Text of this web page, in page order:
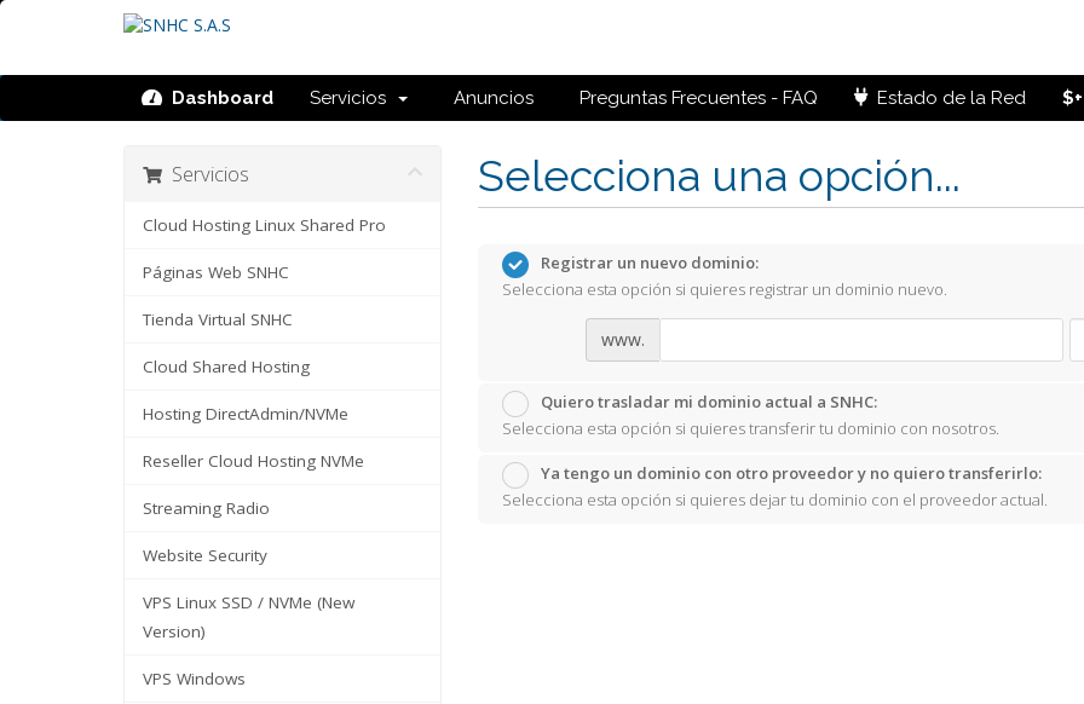
Dashboard Servicios Anuncios Preguntas Frecuentes - FAQ Estado de la Red $+
Selecciona una opción...
Servicios
Cloud Hosting Linux Shared Pro
Páginas Web SNHC
Tienda Virtual SNHC
Cloud Shared Hosting
Hosting DirectAdmin/NVMe
Reseller Cloud Hosting NVMe
Streaming Radio
Website Security
VPS Linux SSD / NVMe (New
Version)
VPS Windows
Registrar un nuevo dominio:
Selecciona esta opción si quieres registrar un dominio nuevo.
www.
Quiero trasladar mi dominio actual a SNHC:
Selecciona esta opción si quieres transferir tu dominio con nosotros.
Ya tengo un dominio con otro proveedor y no quiero transferirlo:
Selecciona esta opción si quieres dejar tu dominio con el proveedor actual.